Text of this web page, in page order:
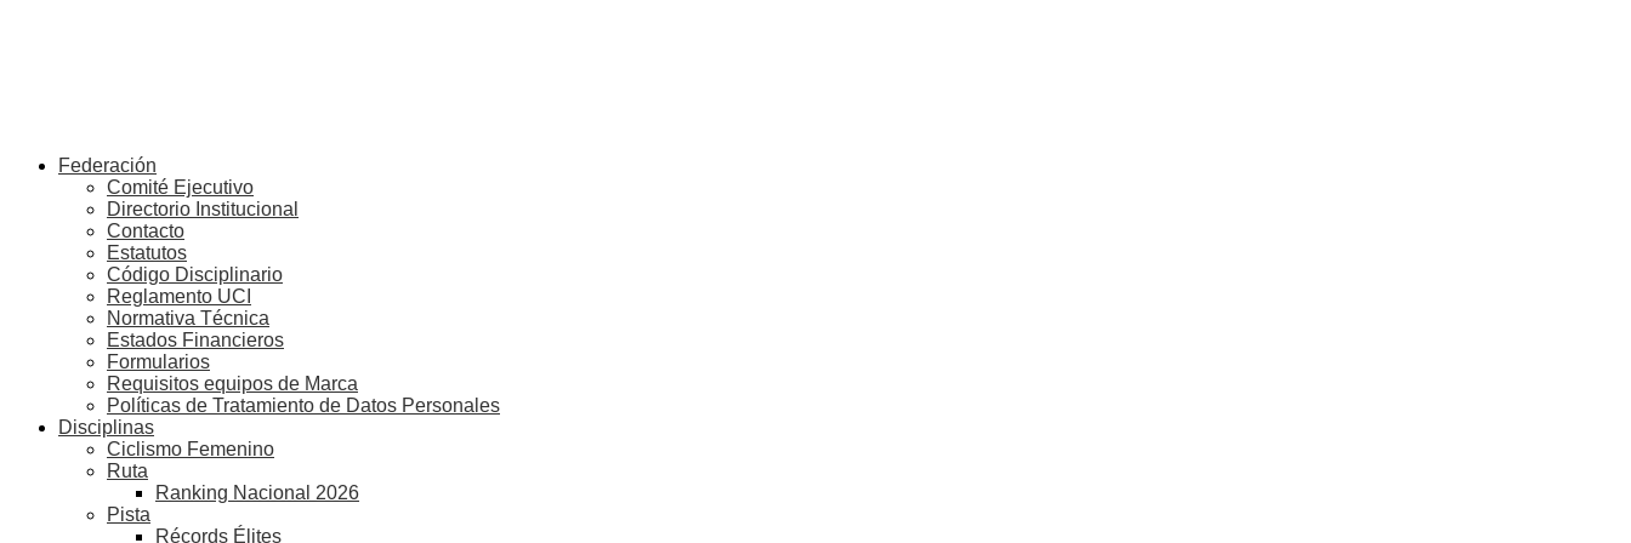
Federación
Comité Ejecutivo
Directorio Institucional
Contacto
Estatutos
Código Disciplinario
Reglamento UCI
Normativa Técnica
Estados Financieros
Formularios
Requisitos equipos de Marca
Políticas de Tratamiento de Datos Personales
Disciplinas
Ciclismo Femenino
Ruta
Ranking Nacional 2026
Pista
Récords Élites